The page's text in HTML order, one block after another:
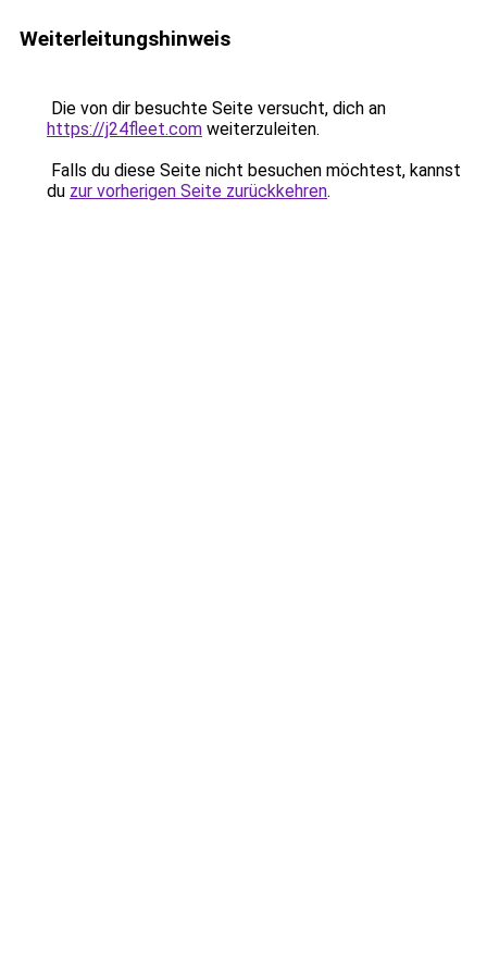
Weiterleitungshinweis
Die von dir besuchte Seite versucht, dich an
https://j24fleet.com weiterzuleiten.
Falls du diese Seite nicht besuchen möchtest, kannst
du zur vorherigen Seite zurückkehren.